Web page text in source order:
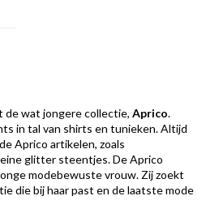
de wat jongere collectie, Aprico.
in tal van shirts en tunieken. Altijd
Aprico artikelen, zoals
glitter steentjes. De Aprico
modebewuste vrouw. Zij zoekt
die bij haar past en de laatste mode